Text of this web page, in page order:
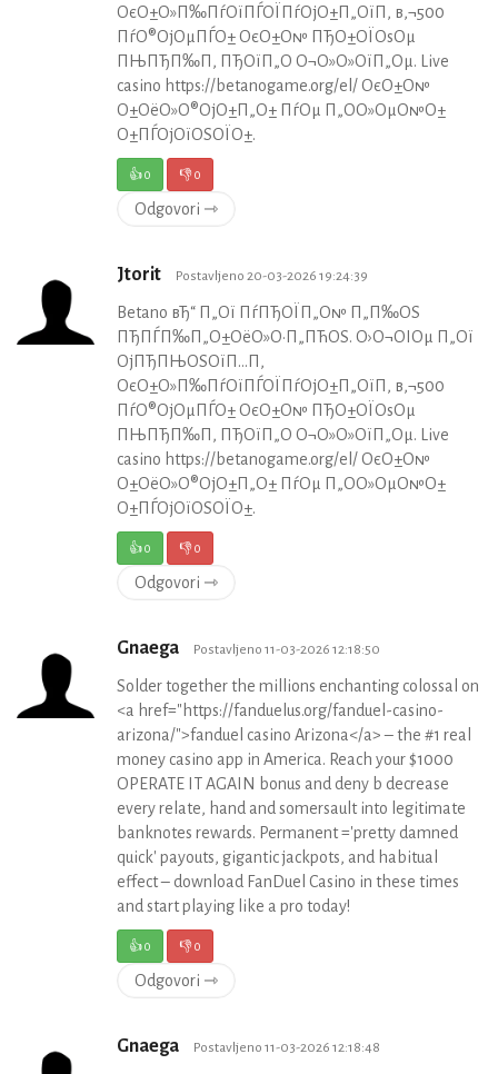
ОєО±О»П‰ПѓОїПЃОЇПѓОјО±П„ОїП‚ в‚¬500
ПѓО®ОјОµПЃО± ОєО±О№ ПЂО±ОЇОѕОµ
ПЊПЂП‰П‚ ПЂОїП„О­ О¬О»О»ОїП„Оµ. Live
casino https://betanogame.org/el/ ОєО±О№
О±ОёО»О®ОјО±П„О± ПѓОµ П„О­О»ОµО№О±
О±ПЃОјОїОЅОЇО±.
👍0 👎0
Odgovori ⇾
Jtorit Postavljeno 20-03-2026 19:24:39
Betano вЂ“ П„Ої ПѓПЂОЇП„О№ П„П‰ОЅ
ПЂПЃП‰П„О±ОёО»О·П„ПЋОЅ. О›О¬ОІОµ П„Ої
ОјПЂПЊОЅОїП…П‚
ОєО±О»П‰ПѓОїПЃОЇПѓОјО±П„ОїП‚ в‚¬500
ПѓО®ОјОµПЃО± ОєО±О№ ПЂО±ОЇОѕОµ
ПЊПЂП‰П‚ ПЂОїП„О­ О¬О»О»ОїП„Оµ. Live
casino https://betanogame.org/el/ ОєО±О№
О±ОёО»О®ОјО±П„О± ПѓОµ П„О­О»ОµО№О±
О±ПЃОјОїОЅОЇО±.
👍0 👎0
Odgovori ⇾
Gnaega Postavljeno 11-03-2026 12:18:50
Solder together the millions enchanting colossal on
<a href="https://fanduelus.org/fanduel-casino-
arizona/">fanduel casino Arizona</a> – the #1 real
money casino app in America. Reach your $1000
OPERATE IT AGAIN bonus and deny b decrease
every relate, hand and somersault into legitimate
banknotes rewards. Permanent ='pretty damned
quick' payouts, gigantic jackpots, and habitual
effect – download FanDuel Casino in these times
and start playing like a pro today!
👍0 👎0
Odgovori ⇾
Gnaega Postavljeno 11-03-2026 12:18:48